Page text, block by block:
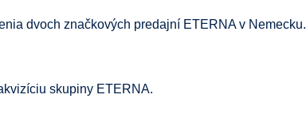
dvoch značkových predajní ETERNA v Nemecku.
skupiny ETERNA.